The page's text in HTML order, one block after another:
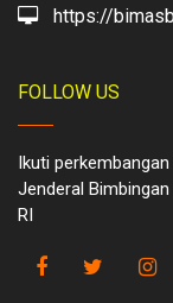
https://
FOLLOW US
Ikuti
Jenderal
RI